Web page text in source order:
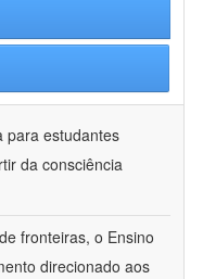
para estudantes
da consciência
fronteiras, o Ensino
direcionado aos